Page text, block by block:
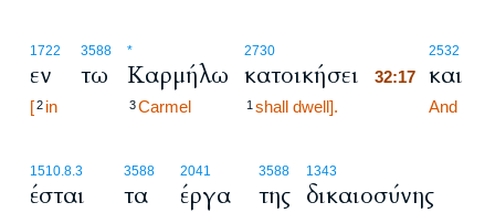
1722
εν
[2 in
3588
τω
*
Καρμήλω
3Carmel
2730
κατοικήσει
1 shall dwell].
2532
32:17 και
And
1510.8.3
έσται
3588
τα
2041
έργα
3588
της
1343
δικαιοσύνης